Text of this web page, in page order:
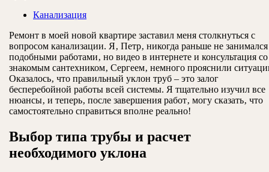
Канализация
Ремонт в моей новой квартире заставил меня столкнуться с
вопросом канализации. Я‚ Петр‚ никогда раньше не занимался
подобными работами‚ но видео в интернете и консультация со
знакомым сантехником‚ Сергеем‚ немного прояснили
Оказалось‚ что правильный уклон труб – это залог
бесперебойной работы всей системы. Я тщательно изучил все
нюансы‚ и теперь‚ после завершения работ‚ могу сказать‚ что
самостоятельно справиться вполне реально!
Выбор типа трубы и расчет
необходимого уклона